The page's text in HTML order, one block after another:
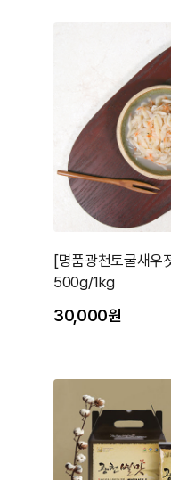
[명품광천토굴새우
500g/1kg
30,000원